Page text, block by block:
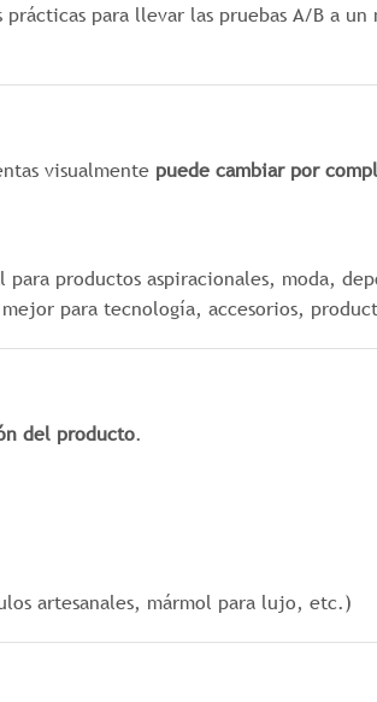
prácticas para llevar las pruebas A/B a
visualmente puede cambiar por
productos aspiracionales, moda,
para tecnología, accesorios,
del producto.
artesanales, mármol para lujo, etc.)